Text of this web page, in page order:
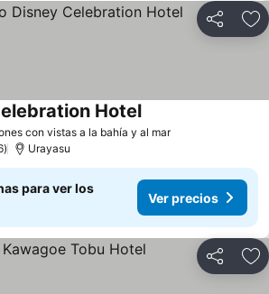
Compartir
con vistas a la bahía y al mar
Hotel
Urayasu
para ver los
Ver precios
Compartir